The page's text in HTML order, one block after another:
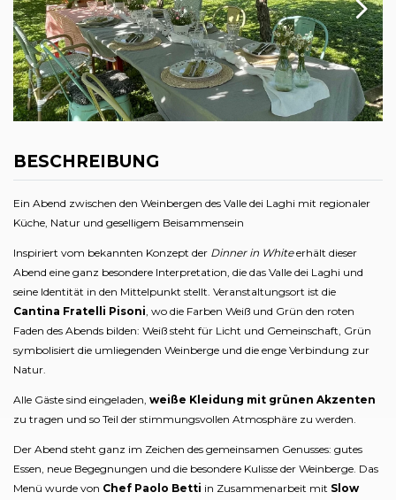
BESCHREIBUNG
Ein Abend zwischen den Weinbergen des Valle dei Laghi mit regionaler
Küche, Natur und geselligem Beisammensein
Inspiriert vom bekannten Konzept der Dinner in Whiteerhält dieser
Abend eine ganz besondere Interpretation, die das Valle dei Laghi und
seine Identität in den Mittelpunkt stellt. Veranstaltungsort ist die
Cantina Fratelli Pisoni, wo die Farben Weiß und Grün den roten
Faden des Abends bilden: Weiß steht für Licht und Gemeinschaft, Grün
symbolisiert die umliegenden Weinberge und die enge Verbindung zur
Natur.
Alle Gäste sind eingeladen, weiße Kleidung mit grünen Akzenten
zu tragen und so Teil der stimmungsvollen Atmosphäre zu werden.
Der Abend steht ganz im Zeichen des gemeinsamen Genusses: gutes
Essen, neue Begegnungen und die besondere Kulisse der Weinberge. Das
Menü wurde von Chef Paolo Betti in Zusammenarbeit mit Slow